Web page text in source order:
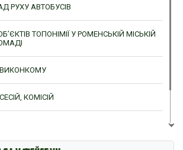
РУХУ АВТОБУСІВ
ТОПОНІМІЇ У РОМЕНСЬКІЙ МІСЬКІЙ
КОМІСІЙ